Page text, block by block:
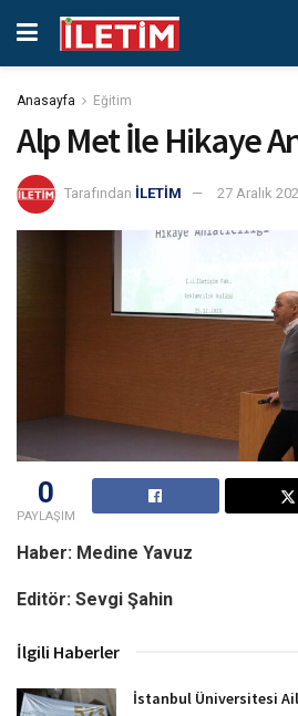
Anasayfa Eğitim
Alp Met İle Hikaye
Tarafından İLETİM 27 Aralık
0
PAYLAŞIM
Haber: Medine Yavuz
Editör: Sevgi Şahin
İlgili Haberler
İstanbul Üniversitesi